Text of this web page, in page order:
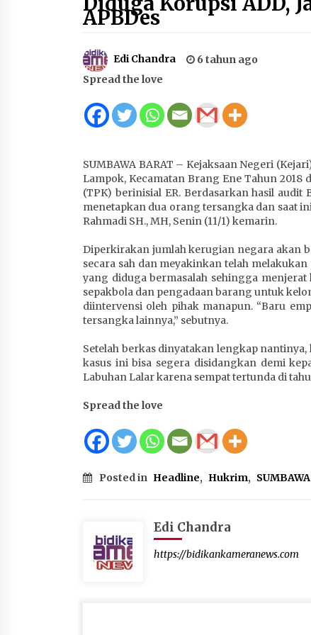
2 tahun ago
HUT ke-46 Dekranas di Makassar, di
Hadapan Ny. Selvi Gibran Ketua
Tenun Kre Alang
4 minggu ago
Konvergensi Percepatan Penurunan
Stunting di Sumbawa
4 minggu ago
BAZNAS Kabupaten Sumbawa
Salurkan Bantuan Program 100
Santong
4 minggu ago
Capaian Program Pemerintah
Kabupaten Sumbawa Terus
Dirasakan Masyarakat
APBDes
Edi Chandra
6 tahun ago
Spread the love
SUMBAWA BARAT – Kejaksaan Negeri
Lampok, Kecamatan Brang Ene Tahun 2018
(TPK) berinisial ER. Berdasarkan hasil audit
menetapkan dua orang tersangka dan saat
Rahmadi SH., MH, Senin (11/1) kemarin.
Diperkirakan jumlah kerugian negara akan
secara sah dan meyakinkan telah
yang diduga bermasalah sehingga
sepakbola dan pengadaan barang untuk
diintervensi oleh pihak manapun. “Baru
tersangka lainnya,” sebutnya.
Setelah berkas dinyatakan lengkap
kasus ini bisa segera disidangkan demi
Labuhan Lalar karena sempat tertunda di
Spread the love
Posted in Headline, Hukrim,
Edi Chandra
https://bidikankameranews.com